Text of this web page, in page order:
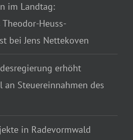
im Landtag:
Heuss-
bei Jens Nettekoven
erhöht
Steuereinnahmen des
in Radevormwald